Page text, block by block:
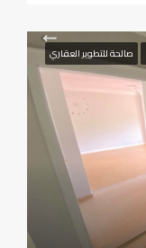
صالحة للتطوير العقاري